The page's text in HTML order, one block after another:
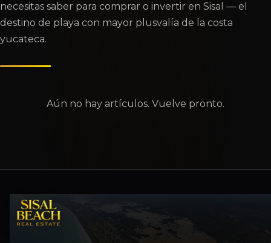
necesitas saber para comprar o invertir en Sisal — el
destino de playa con mayor plusvalía de la costa
yucateca.
Aún no hay artículos. Vuelve pronto.